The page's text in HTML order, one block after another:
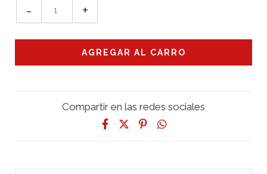
- +
Compartir en las redes sociales